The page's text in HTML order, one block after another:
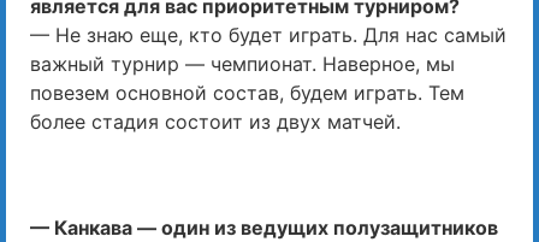
является для вас приоритетным турниром?
— Не знаю еще, кто будет играть. Для нас самый
важный турнир — чемпионат. Наверное, мы
повезем основной состав, будем играть. Тем
более стадия состоит из двух матчей.
— Канкава — один из ведущих полузащитников